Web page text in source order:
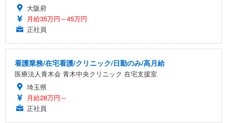
大阪府
月給35万円～45万円
正社員
看護業務/在宅看護/クリニック/日勤のみ/高月給
医療法人青木会 青木中央クリニック 在宅支援室
埼玉県
月給28万円～
正社員